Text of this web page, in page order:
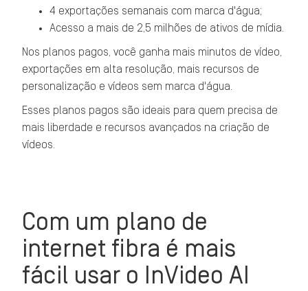
4 exportações semanais com marca d'água;
Acesso a mais de 2,5 milhões de ativos de mídia.
Nos planos pagos, você ganha mais minutos de vídeo,
exportações em alta resolução, mais recursos de
personalização e vídeos sem marca d'água.
Esses planos pagos são ideais para quem precisa de
mais liberdade e recursos avançados na criação de
vídeos.
Com um plano de
internet fibra é mais
fácil usar o InVideo AI